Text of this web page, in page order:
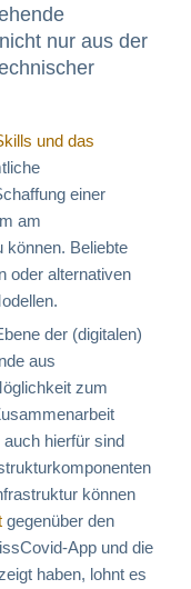
nur aus der
und das
einer
am
können. Beliebte
oder alternativen
der (digitalen)
aus
zum
hierfür sind
können
gegenüber den
App und die
haben, lohnt es